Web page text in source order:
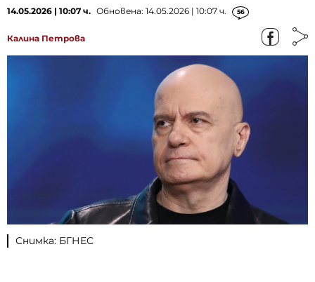
14.05.2026 | 10:07 ч. Обновена: 14.05.2026 | 10:07 ч. 56
Калина Петрова
Снимка: БГНЕС